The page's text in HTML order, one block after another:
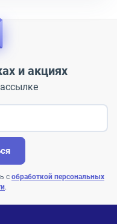
и акциях
с обработкой персональных
.